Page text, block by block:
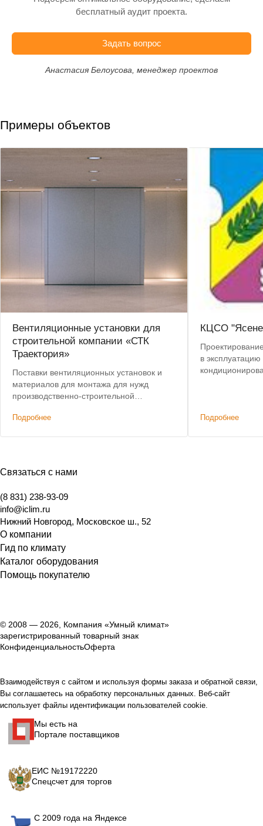
бесплатный аудит проекта.
Задать вопрос
Анастасия Белоусова, менеджер проектов
Примеры объектов
Вентиляционные установки для
строительной компании «СТК
Траектория»
Поставки вентиляционных установок и
материалов для монтажа для нужд
производственно-строительной
Подробнее
КЦСО
в
Подробнее
Связаться с нами
(8 831) 238-93-09
info@iclim.ru
Нижний Новгород, Московское ш., 52
О компании
Гид по климату
Каталог оборудования
Помощь покупателю
© 2008 — 2026, Компания «Умный климат»
зарегистрированный товарный знак
КонфиденциальностьОферта
Взаимодействуя с сайтом и используя формы заказа и обратной связи,
Вы соглашаетесь на обработку персональных данных. Веб-сайт
использует файлы идентификации пользователей cookie.
Мы есть на
Портале поставщиков
ЕИС №19172220
Спецсчет для торгов
С 2009 года на Яндексе